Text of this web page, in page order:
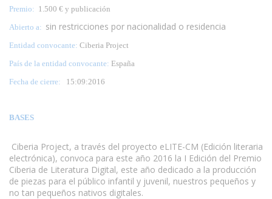
Premio: 1.500 € y publicación
Abierto a: sin restricciones por nacionalidad o residencia
Entidad convocante: Ciberia Project
País de la entidad convocante: España
Fecha de cierre: 15:09:2016
BASES
Ciberia Project, a través del proyecto eLITE-CM (Edición literaria
electrónica), convoca para este año 2016 la I Edición del Premio
Ciberia de Literatura Digital, este año dedicado a la producción
de piezas para el público infantil y juvenil, nuestros pequeños y
no tan pequeños nativos digitales.